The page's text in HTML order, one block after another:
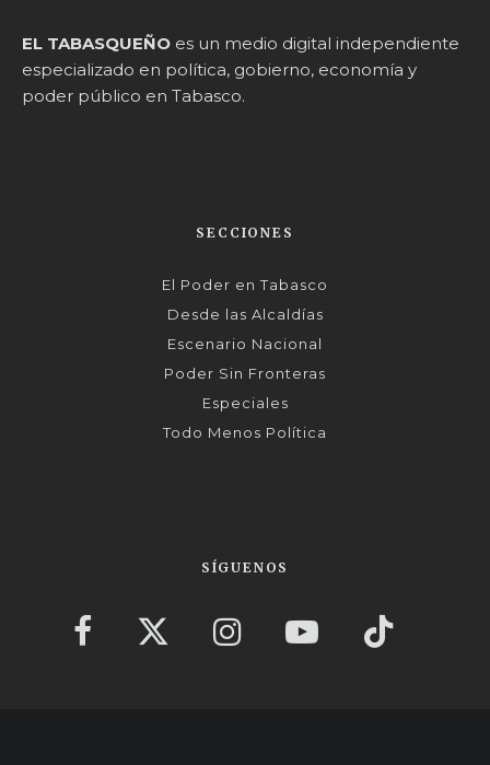
EL TABASQUEÑO es un medio digital independiente
especializado en política, gobierno, economía y
poder público en Tabasco.
SECCIONES
El Poder en Tabasco
Desde las Alcaldías
Escenario Nacional
Poder Sin Fronteras
Especiales
Todo Menos Política
SÍGUENOS